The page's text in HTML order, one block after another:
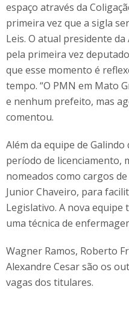
espaço através da
primeira vez que a sigla
Leis. O atual presidente
pela primeira vez
que esse momento é
tempo. “O PMN em Mato
e nenhum prefeito, mas
comentou.
Além da equipe de
período de licenciamento,
nomeados como cargos
Junior Chaveiro, para
Legislativo. A nova
uma técnica de
Wagner Ramos, Roberto
Alexandre Cesar são os
vagas dos titulares.